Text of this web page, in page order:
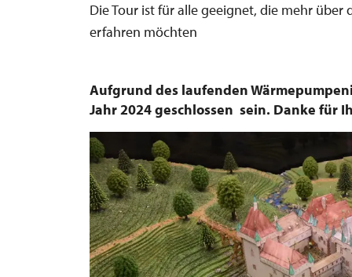
Die Tour ist für alle geeignet, die mehr
erfahren möchten
Aufgrund des laufenden
Jahr 2024 geschlossen sein. Danke für